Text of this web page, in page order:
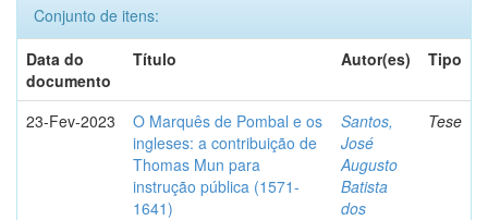
Conjunto de itens:
Data do
documento
Título Autor(es) Tipo
23-Fev-2023
O Marquês de Pombal e os
ingleses: a contribuição de
Thomas Mun para
instrução pública (1571-
1641)
Santos,
José
Augusto
Batista
dos
Tese